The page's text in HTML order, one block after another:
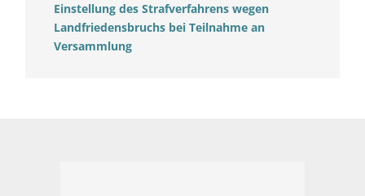
Einstellung des Strafverfahrens wegen
Landfriedensbruchs bei Teilnahme an
Versammlung